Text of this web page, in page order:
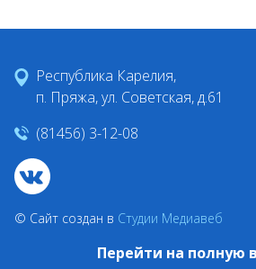
Республика Карелия,
п. Пряжа, ул. Советская, д.61
(81456) 3-12-08
© Сайт создан в Студии Медиавеб
Перейти на полную